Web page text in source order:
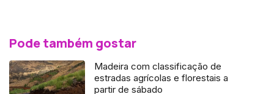
Pode também gostar
Madeira com classificação de
estradas agrícolas e florestais a
partir de sábado